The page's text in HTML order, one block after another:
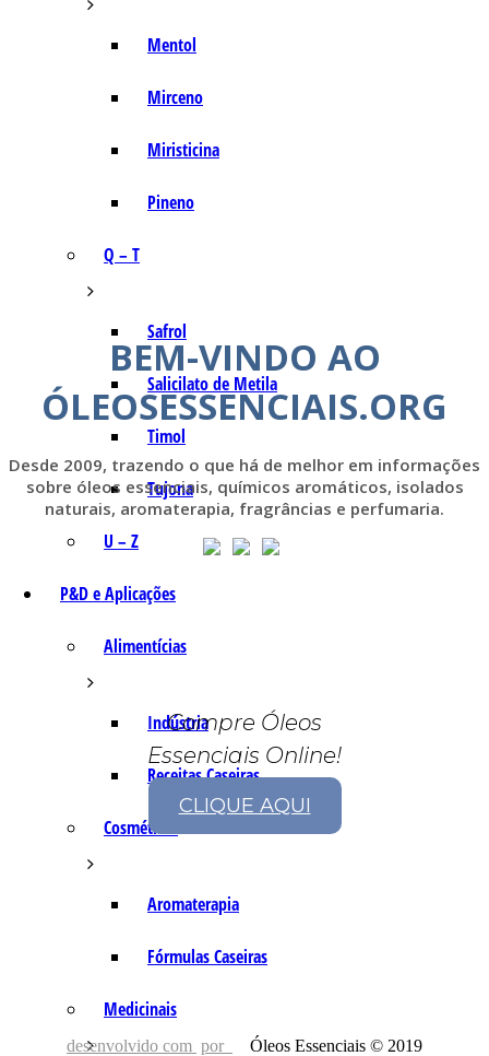
Mentol
Mirceno
Miristicina
Pineno
Q – T
Safrol
Salicilato de Metila
Timol
Tujona
U – Z
P&D e Aplicações
Alimentícias
Indústria
Receitas Caseiras
Cosméticas
Aromaterapia
Fórmulas Caseiras
Medicinais
BEM-VINDO AO
ÓLEOSESSENCIAIS.ORG
Desde 2009, trazendo o que há de melhor em informações
sobre óleos essenciais, químicos aromáticos, isolados
naturais, aromaterapia, fragrâncias e perfumaria.
Compre Óleos
Essenciais Online!
CLIQUE AQUI
desenvolvido com por Óleos Essenciais © 2019